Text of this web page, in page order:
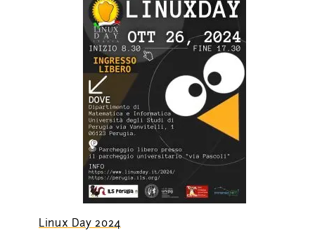
Linux Day 2024